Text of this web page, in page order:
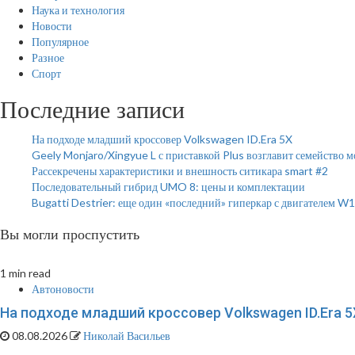
Наука и технология
Новости
Популярное
Разное
Спорт
Последние записи
На подходе младший кроссовер Volkswagen ID.Era 5X
Geely Monjaro/Xingyue L с приставкой Plus возглавит семейство
Рассекречены характеристики и внешность ситикара smart #2
Последовательный гибрид UMO 8: цены и комплектации
Bugatti Destrier: еще один «последний» гиперкар с двигателем
Вы могли проспустить
1 min read
Автоновости
На подходе младший кроссовер Volkswagen ID.Era
08.08.2026 Николай Васильев